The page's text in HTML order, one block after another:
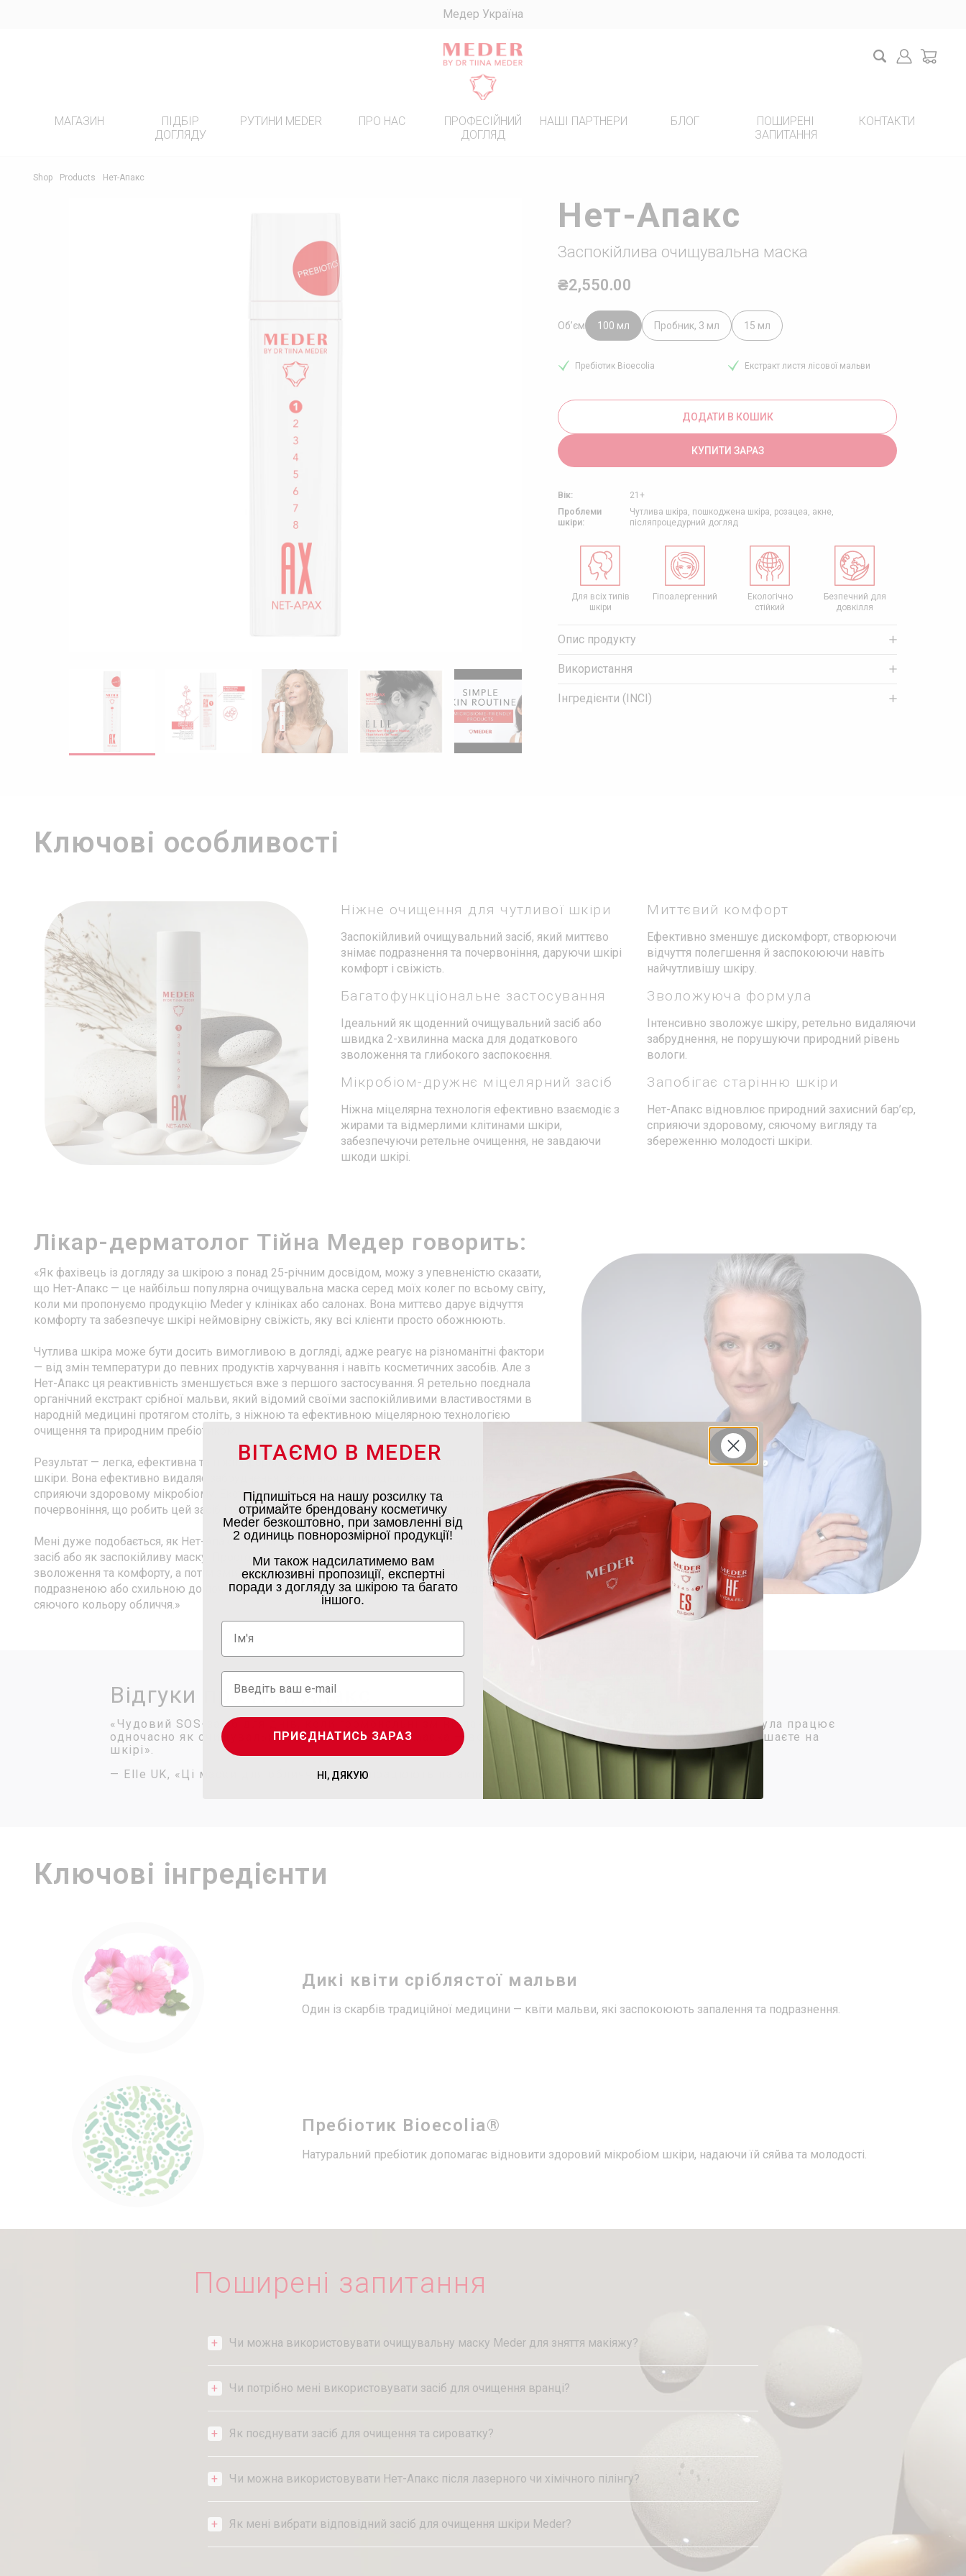
Медер Україна
МАГАЗИН
ДОГЛЯД ЗА СУХОЮ ТА
ЧУТЛИВОЮ ШКІРОЮ
ДОГЛЯД ЗА ШКІРОЮ З
ПОЧЕРВОНІННЯМ
ДОГЛЯД ЗА ЗРІЛОЮ ШКІРОЮ
ДОГЛЯД ЗА НАБРЯКЛИМ
ПІДБІР
ДОГЛЯДУ
РУТИНИ MEDER ПРО НАС
ПРОФЕСІЙНИЙ
ДОГЛЯД
НАШІ ПАРТНЕРИ БЛОГ
ПОШИРЕНІ
ЗАПИТАННЯ
КОНТАКТИ
SearchLogin
Shop Products Нет-Апакс
Нет-Апакс
Заспокійлива очищувальна маска
₴2,550.00
Об’єм 100 мл Пробник, 3 мл 15 мл
Пребіотик Bioecolia Eкстракт листя лісової мальви
ДОДАТИ В КОШИК
КУПИТИ ЗАРАЗ
Вік:
21+
Проблеми
шкіри:
Чутлива шкіра, пошкоджена шкіра, розацеа, акне,
післяпроцедурний догляд
Сімейний бізнес
Для всіх типів
шкіри
Гіпоалергенний
Екологічно
стійкий
Безпечний для
довкілля
Опис продукту
Використання
Інгредієнти (INCI)
Ключові особливості
Ніжне очищення для чутливої шкіри
Заспокійливий очищувальний засіб, який миттєво
знімає подразнення та почервоніння, даруючи шкірі
комфорт і свіжість.
Багатофункціональне застосування
Ідеальний як щоденний очищувальний засіб або
швидка 2-хвилинна маска для додаткового
зволоження та глибокого заспокоєння.
Мікробіом-дружнє міцелярний засіб
Ніжна міцелярна технологія ефективно взаємодіє з
жирами та відмерлими клітинами шкіри,
забезпечуючи ретельне очищення, не завдаючи
шкоди шкірі.
Миттєвий комфорт
Ефективно зменшує дискомфорт, створюючи
відчуття полегшення й заспокоюючи навіть
найчутливішу шкіру.
Зволожуюча формула
Інтенсивно зволожує шкіру, ретельно видаляючи
забруднення, не порушуючи природний рівень
вологи.
Запобігає старінню шкіри
Нет-Апакс відновлює природний захисний бар’єр,
сприяючи здоровому, сяючому вигляду та
збереженню молодості шкіри.
Лікар-дерматолог Тійна Медер говорить:
«Як фахівець із догляду за шкірою з понад 25-річним досвідом, можу з упевненістю сказати,
що Нет-Апакс — це найбільш популярна очищувальна маска серед моїх колег по всьому світу,
коли ми пропонуємо продукцію Meder у клініках або салонах. Вона миттєво дарує відчуття
комфорту та забезпечує шкірі неймовірну свіжість, яку всі клієнти просто обожнюють.
Чутлива шкіра може бути досить вимогливою в догляді, адже реагує на різноманітні фактори
— від змін температури до певних продуктів харчування і навіть косметичних засобів. Але з
Нет-Апакс ця реактивність зменшується вже з першого застосування. Я ретельно поєднала
органічний екстракт срібної мальви, який відомий своїми заспокійливими властивостями в
народній медицині протягом століть, з ніжною та ефективною міцелярною технологією
очищення та природним пребіотиком.
Результат — легка, ефективна та ніжна формула, яку я вважаю справжнім рятівником для
шкіри. Вона ефективно видаляє забруднення, зберігаючи природний баланс шкіри та
сприяючи здоровому мікробіому. Екстракт срібного мальви заспокоює запалення та зменшує
почервоніння, що робить цей засіб ідеальним навіть для найчутливіших типів шкіри.
Мені дуже подобається, як Нет-Апакс можна використовувати як щоденний очищувальний
засіб або як заспокійливу маску. Просто залиште його на 1-2 хвилини для додаткового
зволоження та комфорту, а потім змийте. Це справжній прорив для людей з чутливою,
подразненою або схильною до почервоніння шкірою, допомагаючи їм досягти здорового,
сяючого кольору обличчя.»
Відгуки про Нет-Апакс
«Чудовий SOS-засіб для днів, коли гормональні зміни дають про себе знати. Ця ніжна кремова формула працює
одночасно як очищувальний засіб і лікувальна маска — все залежить від того, скільки часу ви її залишаєте на
шкірі».
— Elle UK, «Ці маски для обличчя дійсно працюють на акне»
Ключові інгредієнти
Дикі квіти сріблястої мальви
Один із скарбів традиційної медицини — квіти мальви, які заспокоюють запалення та подразнення.
Пребіотик Bioecolia®
Натуральний пребіотик допомагає відновити здоровий мікробіом шкіри, надаючи їй сяйва та молодості.
Поширені запитання
Чи можна використовувати очищувальну маску Meder для зняття макіяжу?
Чи потрібно мені використовувати засіб для очищення вранці?
Як поєднувати засіб для очищення та сироватку?
Чи можна використовувати Нет-Апакс після лазерного чи хімічного пілінгу?
Як мені вибрати відповідний засіб для очищення шкіри Meder?
ВІТАЄМО В MEDER
Підпишіться на нашу розсилку та
отримайте брендовану косметичку
Meder безкоштовно, при замовленні від
2 одиниць повнорозмірної продукції!
Ми також надсилатимемо вам
ексклюзивні пропозиції, експертні
поради з догляду за шкірою та багато
іншого.
ПРИЄДНАТИСЬ ЗАРАЗ
НІ, ДЯКУЮ